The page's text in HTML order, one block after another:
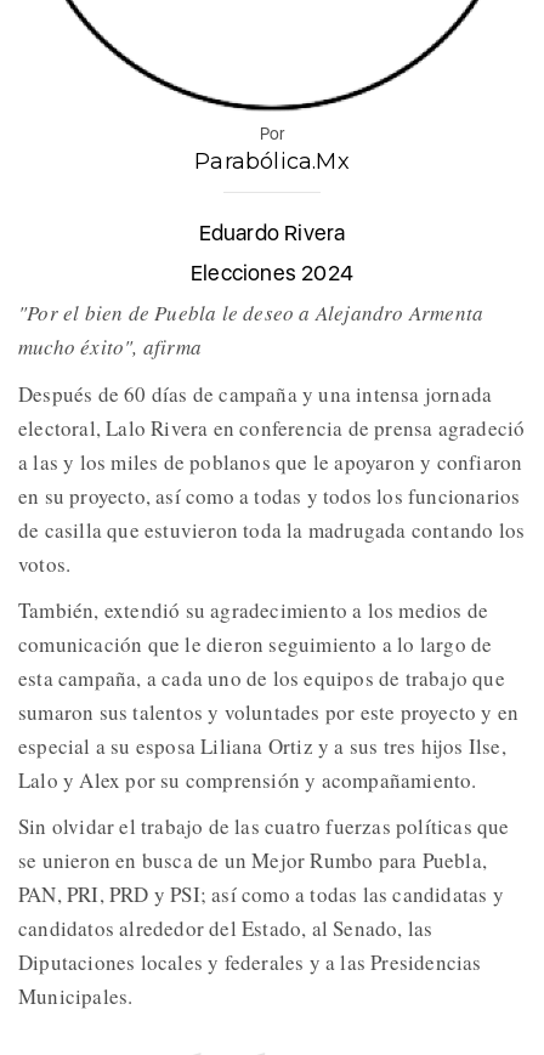
Por
Parabólica.Mx
Eduardo Rivera
Elecciones 2024
"Por el bien de Puebla le deseo a Alejandro Armenta
mucho éxito", afirma
Después de 60 días de campaña y una intensa jornada
electoral, Lalo Rivera en conferencia de prensa agradeció
a las y los miles de poblanos que le apoyaron y confiaron
en su proyecto, así como a todas y todos los funcionarios
de casilla que estuvieron toda la madrugada contando los
votos.
También, extendió su agradecimiento a los medios de
comunicación que le dieron seguimiento a lo largo de
esta campaña, a cada uno de los equipos de trabajo que
sumaron sus talentos y voluntades por este proyecto y en
especial a su esposa Liliana Ortiz y a sus tres hijos Ilse,
Lalo y Alex por su comprensión y acompañamiento.
Sin olvidar el trabajo de las cuatro fuerzas políticas que
se unieron en busca de un Mejor Rumbo para Puebla,
PAN, PRI, PRD y PSI; así como a todas las candidatas y
candidatos alrededor del Estado, al Senado, las
Diputaciones locales y federales y a las Presidencias
Municipales.